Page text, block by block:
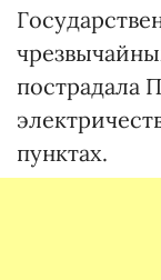
пострадала
пунктах.